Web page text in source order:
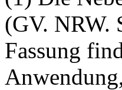
(GV. NRW.
Fassung